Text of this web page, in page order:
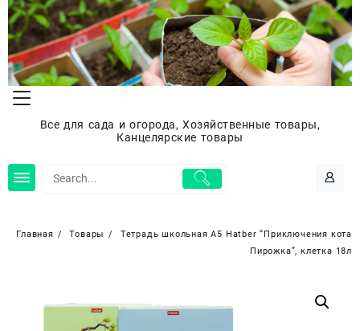
Перейти
содержимому
Все для сада и огорода, Хозяйственные товары,
Канцелярские товары
Главная Товары
Тетрадь школьная А5 Hatber “Приключения кота
Пирожка”, клетка 18л